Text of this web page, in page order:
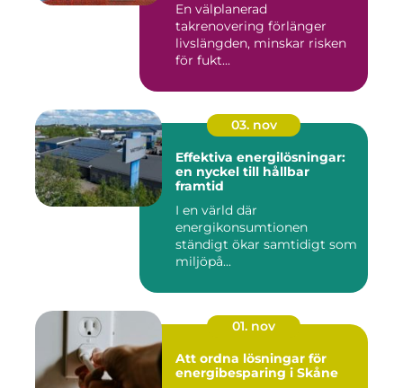
En välplanerad
takrenovering förlänger
livslängden, minskar risken
för fukt...
03. nov
Effektiva energilösningar:
en nyckel till hållbar
framtid
I en värld där
energikonsumtionen
ständigt ökar samtidigt som
miljöpå...
01. nov
Att ordna lösningar för
energibesparing i Skåne